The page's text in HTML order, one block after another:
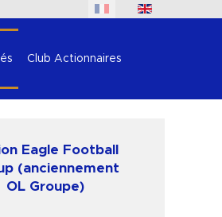
Club Actionnaires
Eagle Football
(anciennement
OL Groupe)